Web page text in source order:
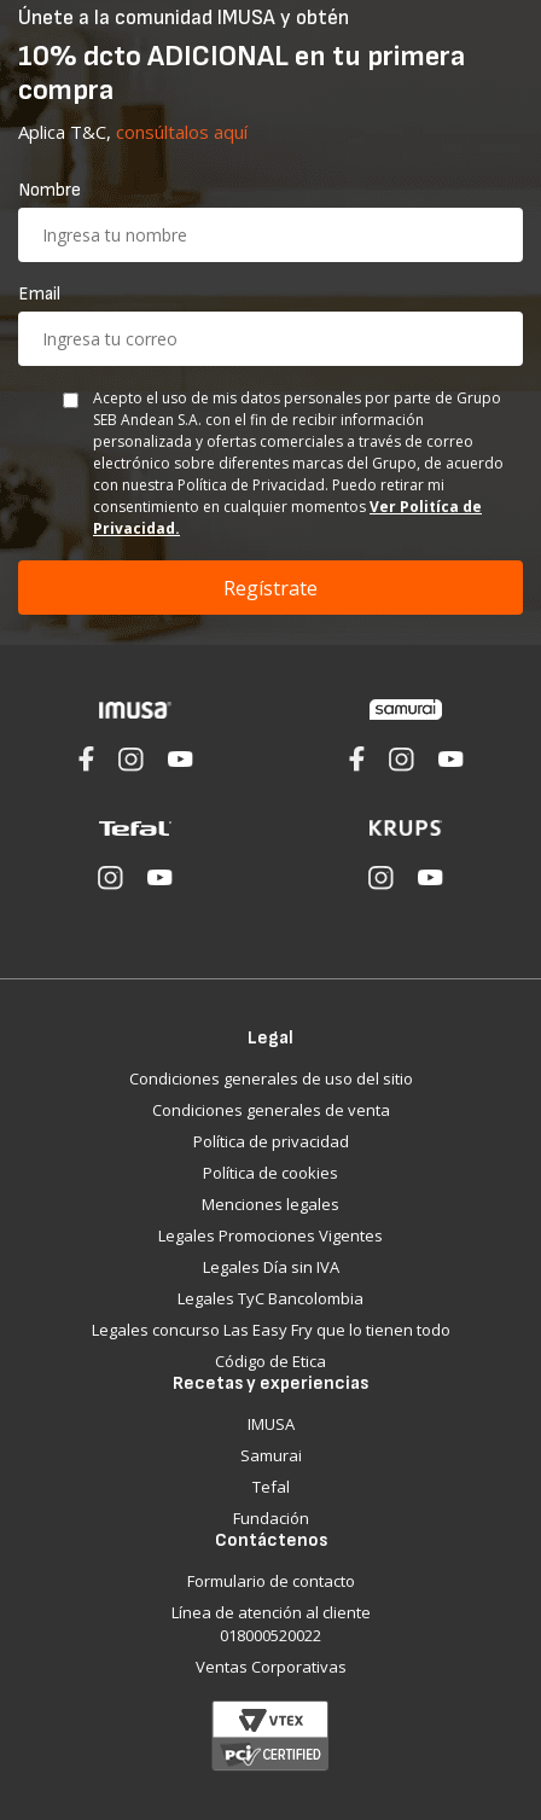
Únete a la comunidad IMUSA y obtén
10% dcto ADICIONAL en tu primera
compra
Aplica T&C, consúltalos aquí
Nombre
Email
Acepto el uso de mis datos personales por parte de Grupo
SEB Andean S.A. con el fin de recibir información
personalizada y ofertas comerciales a través de correo
electrónico sobre diferentes marcas del Grupo, de acuerdo
con nuestra Política de Privacidad. Puedo retirar mi
consentimiento en cualquier momentosVer Politíca de
Privacidad.
Legal
Condiciones generales de uso del sitio
Condiciones generales de venta
Política de privacidad
Política de cookies
Menciones legales
Legales Promociones Vigentes
Legales Día sin IVA
Legales TyC Bancolombia
Legales concurso Las Easy Fry que lo tienen todo
Código de Etica
Recetas y experiencias
IMUSA
Samurai
Tefal
Fundación
Contáctenos
Formulario de contacto
Línea de atención al cliente
018000520022
Ventas Corporativas